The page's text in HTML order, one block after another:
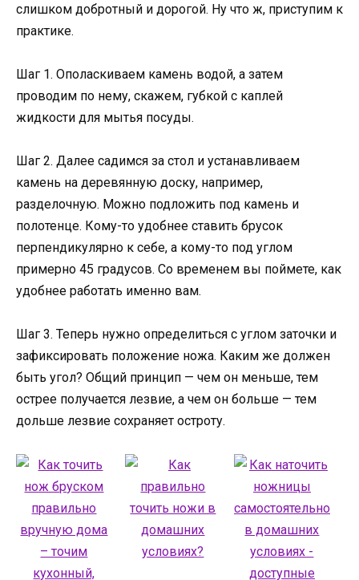
слишком добротный и дорогой. Ну что ж, приступим к
практике.
Шаг 1. Ополаскиваем камень водой, а затем
проводим по нему, скажем, губкой с каплей
жидкости для мытья посуды.
Шаг 2. Далее садимся за стол и устанавливаем
камень на деревянную доску, например,
разделочную. Можно подложить под камень и
полотенце. Кому-то удобнее ставить брусок
перпендикулярно к себе, а кому-то под углом
примерно 45 градусов. Со временем вы поймете, как
удобнее работать именно вам.
Шаг 3. Теперь нужно определиться с углом заточки и
зафиксировать положение ножа. Каким же должен
быть угол? Общий принцип — чем он меньше, тем
острее получается лезвие, а чем он больше — тем
дольше лезвие сохраняет остроту.